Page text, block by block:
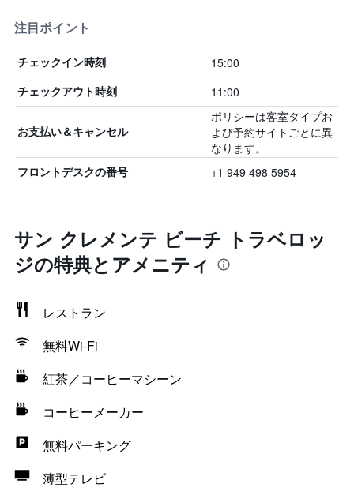
注目ポイント
チェックイン時刻 15:00
チェックアウト時刻 11:00
お支払い＆キャンセル
ポリシーは客室タイプお
よび予約サイトごとに異
なります。
フロントデスクの番号 +1 949 498 5954
サン クレメンテ ビーチ トラベロッ
ジの特典とアメニティ
レストラン
無料Wi-Fi
紅茶／コーヒーマシーン
コーヒーメーカー
無料パーキング
薄型テレビ